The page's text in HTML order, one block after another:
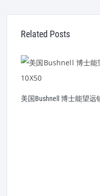
Related Posts
美国Bushnell 博士能望远